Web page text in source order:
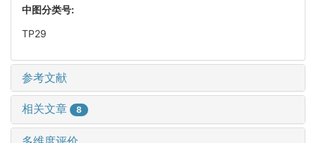
中图分类号:
TP29
参考文献
相关文章 8